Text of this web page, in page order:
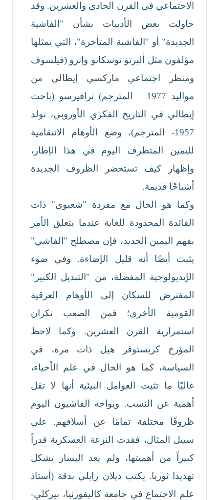
الاجتماعي في القرن الحادي والعشرين. وقد
حاولت بعض الأدبيات بشأن "الفاشية
الجديدة" أو "الفاشية المتأخرة"، التي يمثلها
مؤلفون مثل ألبرتو توسكانو وإنزو (فيلسوف
ومنظر اجتماعي ماركسي إيطالي من
مواليد 1977 – المترجم) ترافيرسو (باحث
إيطالي في التاريخ الفكري الأوروبي، تولد
1957- المترجم)، وضع الأوهام الانتقامية
لليمين المتطرف اليوم في هذا الإطار،
وإظهار كيف تستحضر الظروف الجديدة
أشباحًا قديمة.
وكما هو الحال مع مفردة "شعبوي" ذات
الفائدة المحدودة للغاية عندما يتعلق الأمر
بفهم اليمين الجديد، فإن مصطلح "الفاشي"
يثبت أيضًا أنه قليل الإضاءة. وفي ضوء
الإيديولوجية المفضلة، من "التبديل الكبير"
المفترض للسكان إلى الأوهام العرقية
القومية الأخرى؛ فمن الصعب نكران
استمرارية القرن العشرين. وكما لاحظ
المؤرخ كريستوفر هيل ذات مرة، في
السياسة، كما هو الحال في علم الأحياء،
غالبًا ما تثبت العوامل البيئية أنها لا تقل
أهمية عن النسب. ويواجه الفاشيون اليوم
ظروفًا مختلفة تمامًا عن أسلافهم. على
سبيل المثال، فقدت النزعة العسكرية قدراً
كبيراً من أهميتها، ولم يعد اليسار يشكل
تهديدا ثوريا. يكتب ديلان رايلي بدقة (أستاذ
علم الاجتماع في جامعة كاليفورنيا، بيركلي-